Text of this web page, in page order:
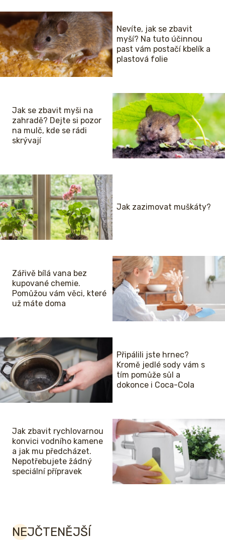
Nevíte, jak se zbavit
myší? Na tuto účinnou
past vám postačí kbelík a
plastová folie
Jak se zbavit myši na
zahradě? Dejte si pozor
na mulč, kde se rádi
skrývají
Jak zazimovat muškáty?
Zářivě bílá vana bez
kupované chemie.
Pomůžou vám věci, které
už máte doma
Připálili jste hrnec?
Kromě jedlé sody vám s
tím pomůže sůl a
dokonce i Coca-Cola
Jak zbavit rychlovarnou
konvici vodního kamene
a jak mu předcházet.
Nepotřebujete žádný
speciální přípravek
NEJČTENĚJŠÍ